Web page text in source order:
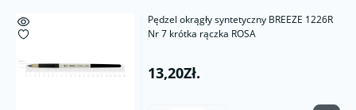
Pędzel okrągły syntetyczny BREEZE 1226R
Nr 7 krótka rączka ROSA
13,20Zł.